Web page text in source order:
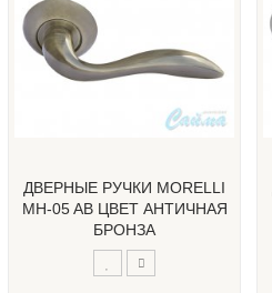
ДВЕРНЫЕ РУЧКИ MORELLI
MH-05 AB ЦВЕТ АНТИЧНАЯ
БРОНЗА